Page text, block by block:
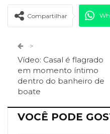
Compartilhar
Pinterest
Facebook Messenger
>
Vídeo: Casal é flagrado
em momento íntimo
dentro do banheiro de
boate
VOCÊ PODE